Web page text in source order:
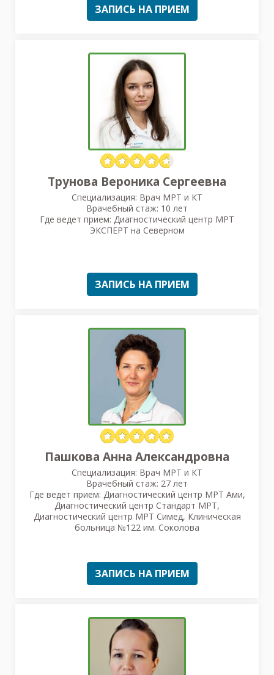
ЗАПИСЬ НА ПРИЕМ
Трунова Вероника Сергеевна
Специализация: Врач МРТ и КТ
Врачебный стаж: 10 лет
Где ведет прием: Диагностический центр МРТ
ЭКСПЕРТ на Северном
ЗАПИСЬ НА ПРИЕМ
Пашкова Анна Александровна
Специализация: Врач МРТ и КТ
Врачебный стаж: 27 лет
Где ведет прием: Диагностический центр МРТ Ами,
Диагностический центр Стандарт МРТ,
Диагностический центр МРТ Симед, Клиническая
больница №122 им. Соколова
ЗАПИСЬ НА ПРИЕМ